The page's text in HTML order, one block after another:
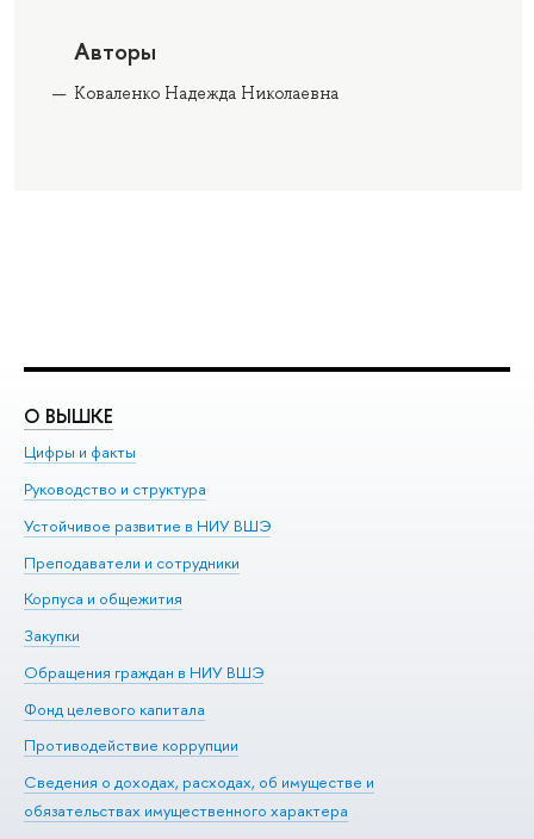
Авторы
Коваленко Надежда Николаевна
О ВЫШКЕ
Цифры и факты
Руководство и структура
Устойчивое развитие в НИУ ВШЭ
Преподаватели и сотрудники
Корпуса и общежития
Закупки
Обращения граждан в НИУ ВШЭ
Фонд целевого капитала
Противодействие коррупции
Сведения о доходах, расходах, об имуществе и
обязательствах имущественного характера